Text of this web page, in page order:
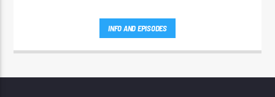
INFO AND EPISODES